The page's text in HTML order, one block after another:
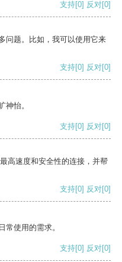
支持[0] 反对[0]
问题。比如，我可以使用它来
支持[0] 反对[0]
神怡。
支持[0] 反对[0]
高速度和安全性的连接，并帮
支持[0] 反对[0]
常使用的需求。
支持[0] 反对[0]